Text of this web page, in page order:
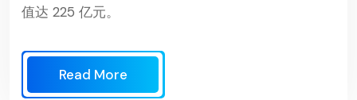
值达 225 亿元。
Read More